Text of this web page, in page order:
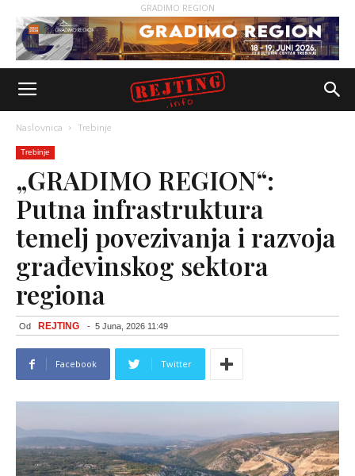
GRADIMO REGION
Naslovnica Trebinje
Trebinje
„GRADIMO REGION“:
Putna infrastruktura
temelj povezivanja i razvoja
građevinskog sektora
regiona
Od REJTING - 5 Juna, 2026 11:49
Facebook Twitter